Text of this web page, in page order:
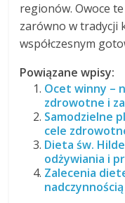
regionów. Owoce
zarówno w tradycji
współczesnym
Powiązane wpisy:
Ocet winny –
zdrowotne i
Samodzielne
cele
Dieta św.
odżywiania i
Zalecenia